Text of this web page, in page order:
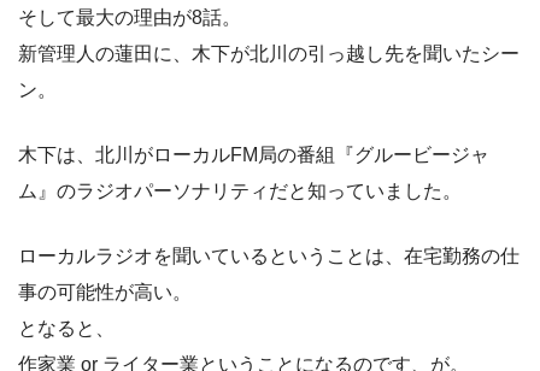
そして最大の理由が8話。
新管理人の蓮田に、木下が北川の引っ越し先を聞いたシー
ン。
木下は、北川がローカルFM局の番組『グルービージャ
ム』のラジオパーソナリティだと知っていました。
ローカルラジオを聞いているということは、在宅勤務の仕
事の可能性が高い。
となると、
作家業 or ライター業ということになるのです、が。